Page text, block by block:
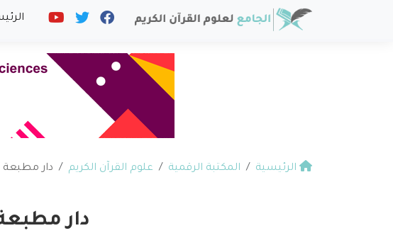
الرئيسية المكتبة الرقمية علوم القرآن الكريم دار مطبعة
دار